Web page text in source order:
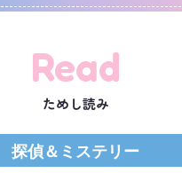
Read
ためし読み
探偵＆ミステリー